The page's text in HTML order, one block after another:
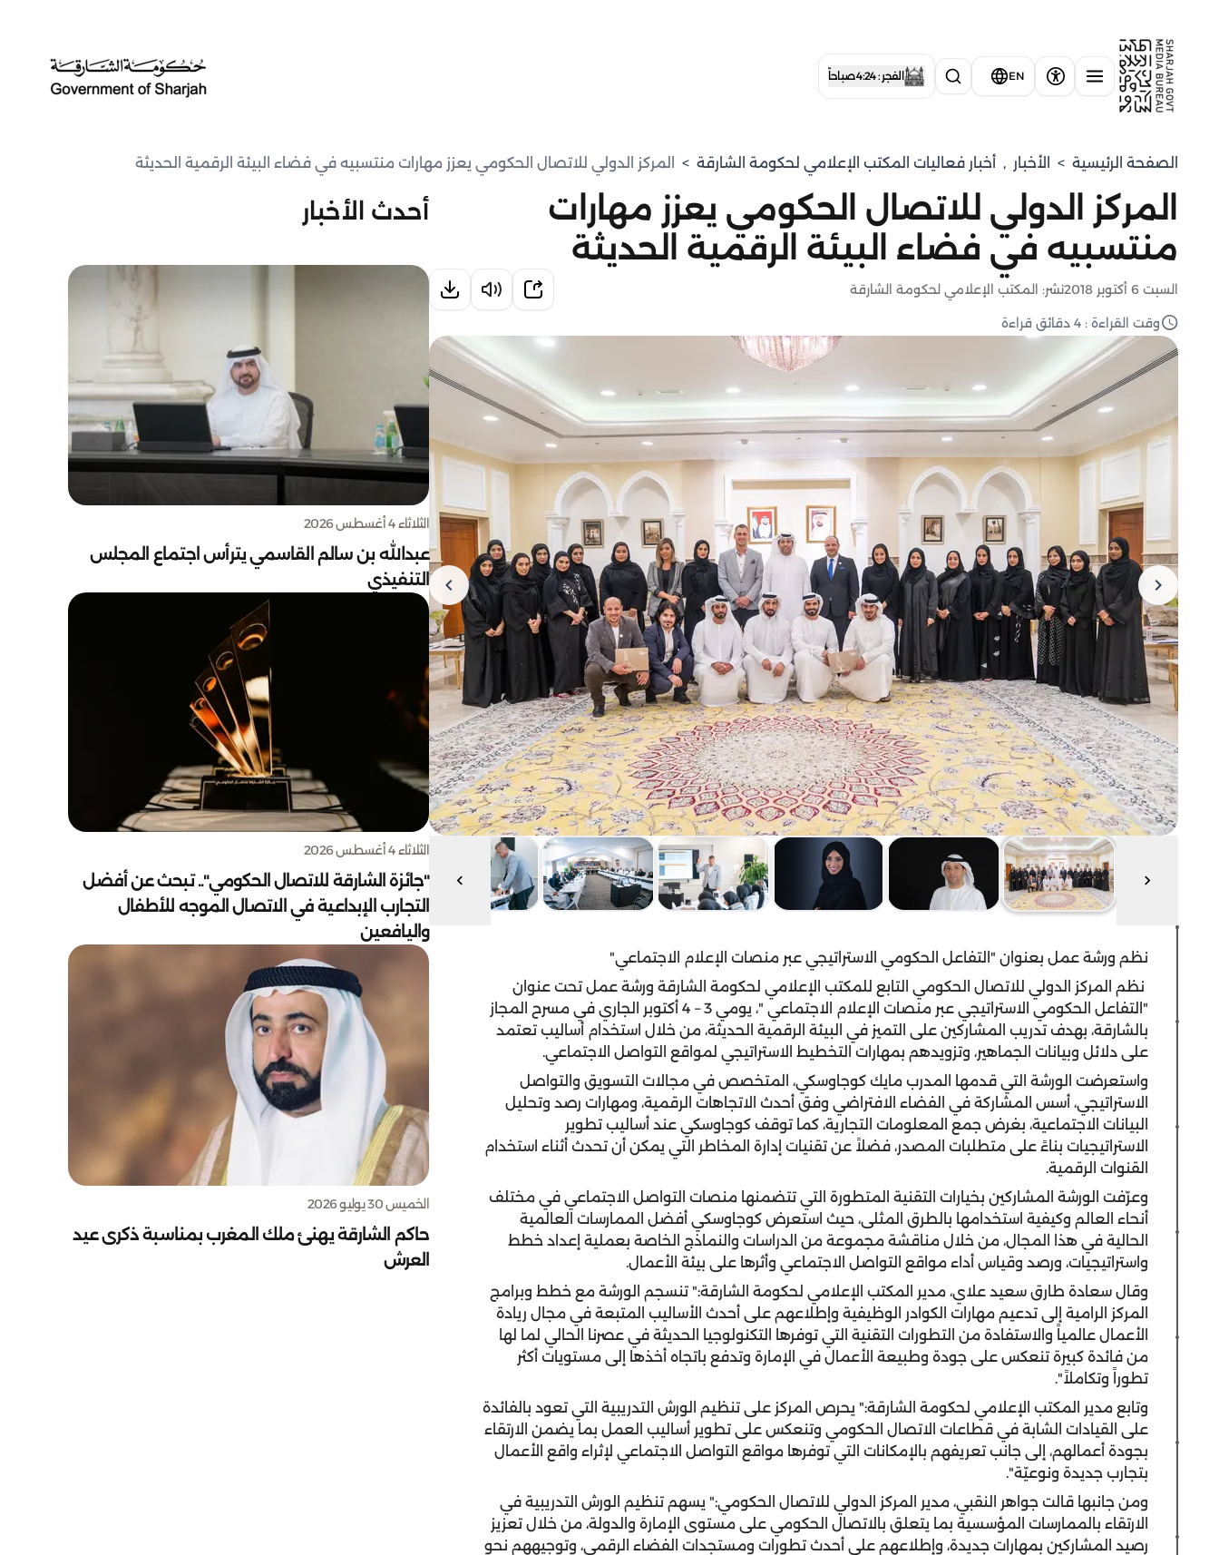
EN الفجر : 4:24 صباحاً
الصفحة الرئيسية > الأخبار , أخبار فعاليات المكتب الإعلامي لحكومة الشارقة > المركز الدولي للاتصال الحكومي يعزز مهارات منتسبيه في فضاء البيئة الرقمية الحديثة
المركز الدولي للاتصال الحكومي يعزز مهارات
منتسبيه في فضاء البيئة الرقمية الحديثة
السبت 6 أكتوبر 2018 نشر: المكتب الإعلامي لحكومة الشارقة
وقت القراءة : 4 دقائق قراءة
نظم ورشة عمل بعنوان "التفاعل الحكومي الاستراتيجي عبر منصات الإعلام الاجتماعي"
نظم المركز الدولي للاتصال الحكومي التابع للمكتب الإعلامي لحكومة الشارقة ورشة عمل تحت عنوان
"التفاعل الحكومي الاستراتيجي عبر منصات الإعلام الاجتماعي "، يومي 3 – 4 أكتوبر الجاري في مسرح المجاز
بالشارقة، بهدف تدريب المشاركين على التميز في البيئة الرقمية الحديثة، من خلال استخدام أساليب تعتمد
على دلائل وبيانات الجماهير، وتزويدهم بمهارات التخطيط الاستراتيجي لمواقع التواصل الاجتماعي.
واستعرضت الورشة التي قدمها المدرب مايك كوجاوسكي، المتخصص في مجالات التسويق والتواصل
الاستراتيجي، أسس المشاركة في الفضاء الافتراضي وفق أحدث الاتجاهات الرقمية، ومهارات رصد وتحليل
البيانات الاجتماعية، بغرض جمع المعلومات التجارية، كما توقف كوجاوسكي عند أساليب تطوير
الاستراتيجيات بناءً على متطلبات المصدر، فضلاً عن تقنيات إدارة المخاطر التي يمكن أن تحدث أثناء استخدام
القنوات الرقمية.
وعرّفت الورشة المشاركين بخيارات التقنية المتطورة التي تتضمنها منصات التواصل الاجتماعي في مختلف
أنحاء العالم وكيفية استخدامها بالطرق المثلى، حيث استعرض كوجاوسكي أفضل الممارسات العالمية
الحالية في هذا المجال، من خلال مناقشة مجموعة من الدراسات والنماذج الخاصة بعملية إعداد خطط
واستراتيجيات، ورصد وقياس أداء مواقع التواصل الاجتماعي وأثرها على بيئة الأعمال.
وقال سعادة طارق سعيد علاي، مدير المكتب الإعلامي لحكومة الشارقة:" تنسجم الورشة مع خطط وبرامج
المركز الرامية إلى تدعيم مهارات الكوادر الوظيفية وإطلاعهم على أحدث الأساليب المتبعة في مجال ريادة
الأعمال عالمياً والاستفادة من التطورات التقنية التي توفرها التكنولوجيا الحديثة في عصرنا الحالي لما لها
من فائدة كبيرة تنعكس على جودة وطبيعة الأعمال في الإمارة وتدفع باتجاه أخذها إلى مستويات أكثر
تطوراً وتكاملاً".
وتابع مدير المكتب الإعلامي لحكومة الشارقة:" يحرص المركز على تنظيم الورش التدريبية التي تعود بالفائدة
على القيادات الشابة في قطاعات الاتصال الحكومي وتنعكس على تطوير أساليب العمل بما يضمن الارتقاء
بجودة أعمالهم، إلى جانب تعريفهم بالإمكانات التي توفرها مواقع التواصل الاجتماعي لإثراء واقع الأعمال
بتجارب جديدة ونوعيّة".
ومن جانبها قالت جواهر النقبي، مدير المركز الدولي للاتصال الحكومي:" يسهم تنظيم الورش التدريبية في
الارتقاء بالممارسات المؤسسية بما يتعلق بالاتصال الحكومي على مستوى الإمارة والدولة، من خلال تعزيز
رصيد المشاركين بمهارات جديدة، وإطلاعهم على أحدث تطورات ومستجدات الفضاء الرقمي، وتوجيههم نحو
أحدث الأخبار
الثلاثاء 4 أغسطس 2026
عبدالله بن سالم القاسمي يترأس اجتماع المجلس
التنفيذي
الثلاثاء 4 أغسطس 2026
"جائزة الشارقة للاتصال الحكومي".. تبحث عن أفضل
التجارب الإبداعية في الاتصال الموجه للأطفال
واليافعين
الخميس 30 يوليو 2026
حاكم الشارقة يهنئ ملك المغرب بمناسبة ذكرى عيد
العرش